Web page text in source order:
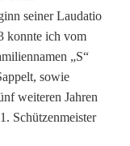
seiner Laudatio
konnte ich vom
„S“
sowie
weiteren Jahren
Schützenmeister